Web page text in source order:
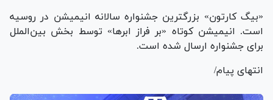
«بیگ کارتون» بزرگترین جشنواره سالانه انیمیشن در روسیه
است. انیمیشن کوتاه «بر فراز ابرها» توسط بخش بین‌الملل
برای جشنواره ارسال شده است.
انتهای پیام/